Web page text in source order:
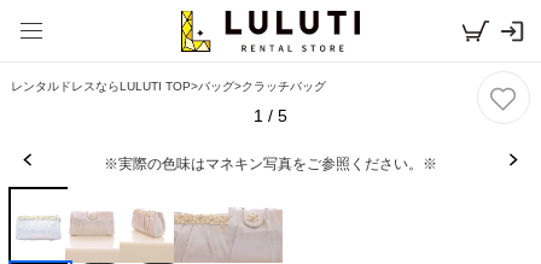
レンタルドレスならLULUTI TOP>バッグ>クラッチバッグ
1 / 5
※実際の色味はマネキン写真をご参照ください。※